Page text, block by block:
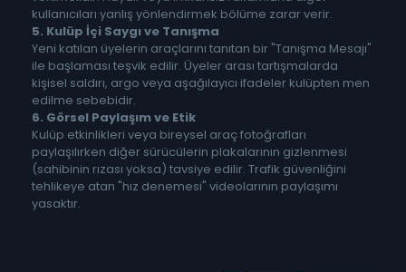
kullanıcıları yanlış yönlendirmek bölüme zarar verir.
5. Kulüp İçi Saygı ve Tanışma
Yeni katılan üyelerin araçlarını tanıtan bir "Tanışma Mesajı"
ile başlaması teşvik edilir. Üyeler arası tartışmalarda
kişisel saldırı, argo veya aşağılayıcı ifadeler kulüpten men
edilme sebebidir.
6. Görsel Paylaşım ve Etik
Kulüp etkinlikleri veya bireysel araç fotoğrafları
paylaşılırken diğer sürücülerin plakalarının gizlenmesi
(sahibinin rızası yoksa) tavsiye edilir. Trafik güvenliğini
tehlikeye atan "hız denemesi" videolarının paylaşımı
yasaktır.